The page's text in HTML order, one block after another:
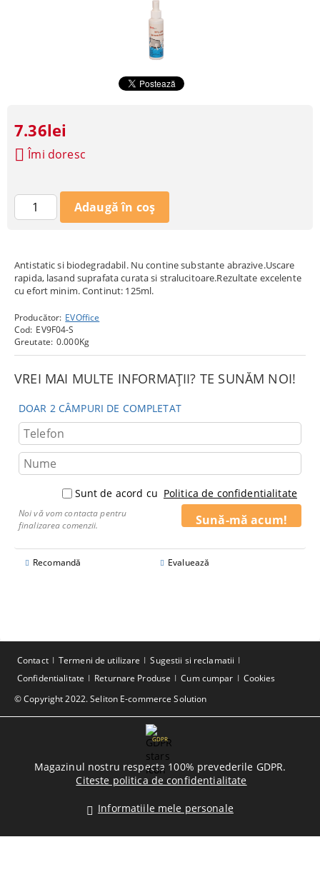
Antistatic si biodegradabil. Nu contine substante abrazive.Uscare
rapida, lasand suprafata curata si stralucitoare.Rezultate excelente
cu efort minim. Continut: 125ml.
Producător: EVOffice
Cod: EV9F04-S
Greutate: 0.000Kg
VREI MAI MULTE INFORMAȚII? TE SUNĂM NOI!
DOAR 2 CÂMPURI DE COMPLETAT
Sunt de acord cu Politica de confidentialitate
Noi vă vom contacta pentru
finalizarea comenzii.
Recomandă Evaluează
7.36lei
Îmi doresc
© Copyright 2022. Seliton E-commerce Solution
Contact Termeni de utilizare
Sugestii si reclamatii
Confidentialitate
Returnare Produse Cum cumpar Cookies
GDPR
Magazinul nostru respecta 100% prevederile GDPR.
Citeste politica de confidentialitate
Informatiile mele personale